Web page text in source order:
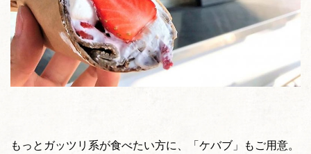
もっとガッツリ系が食べたい方に、「ケバブ」もご用意。